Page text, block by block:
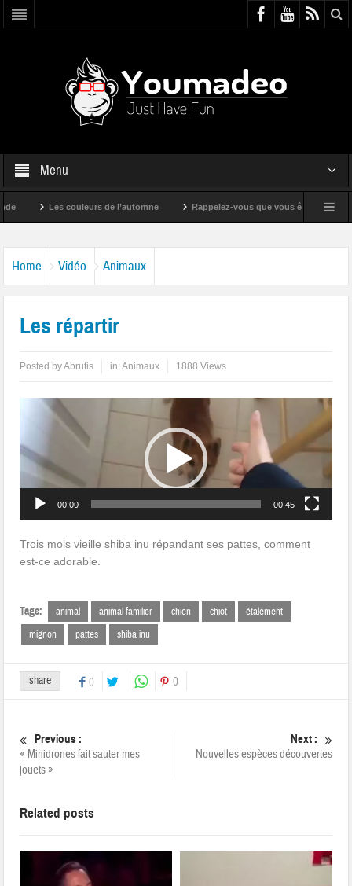
Menu
Les couleurs de l’automne Rappelez-vous que vous êtes super !
Home Vidéo Animaux
Les répartir
Posted byAbrutis in:Animaux 1888 Views
Lecteur
00:00 00:45
Trois mois vieille shiba inu répandant ses pattes, comment
est-ce adorable.
Tags: animal animal familier chien chiot
étalement
mignon
pattes shiba inu
share 0 0
Previous :
« Minidrones fait sauter mes
jouets »
Next :
Nouvelles espèces découvertes
Related posts